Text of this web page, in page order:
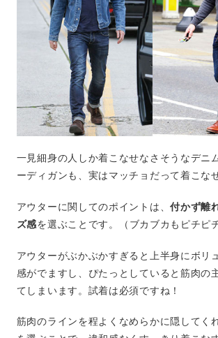
一見細身の人しか着こなせなさそうなデニ
ーディガンも、実はマッチョだって着こな
アウターに関してのポイントは、付かず離
ズ感を選ぶことです。（ブカブカもピチピ
アウターがぶかぶかすぎると上半身にボリ
感がでますし、ぴたっとしていると筋肉の
てしまいます。試着は必須ですね！
筋肉のラインを程よくなめらかに隠してく